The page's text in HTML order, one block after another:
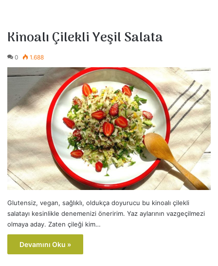
Kinoalı Çilekli Yeşil Salata
0 1.688
Glutensiz, vegan, sağlıklı, oldukça doyurucu bu kinoalı çilekli
salatayı kesinlikle denemenizi öneririm. Yaz aylarının vazgeçilmezi
olmaya aday. Zaten çileği kim…
Devamını Oku »